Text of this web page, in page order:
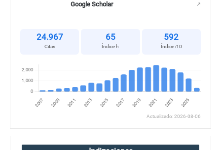
Google Scholar ↗
24.967
Citas
65
Índice h
592
Índice i10
Actualizado: 2026-08-06